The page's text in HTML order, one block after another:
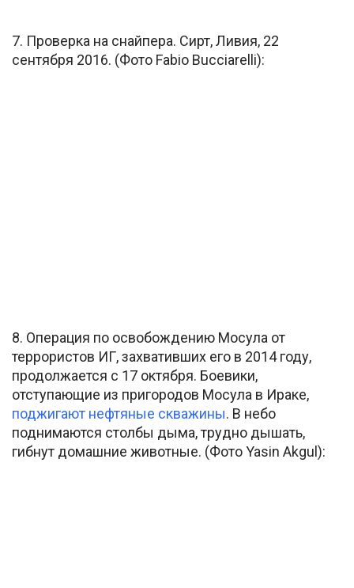
7. Проверка на снайпера. Сирт, Ливия, 22
сентября 2016. (Фото Fabio Bucciarelli):
8. Операция по освобождению Мосула от
террористов ИГ, захвативших его в 2014 году,
продолжается с 17 октября. Боевики,
отступающие из пригородов Мосула в Ираке,
поджигают нефтяные скважины. В небо
поднимаются столбы дыма, трудно дышать,
гибнут домашние животные. (Фото Yasin Akgul):